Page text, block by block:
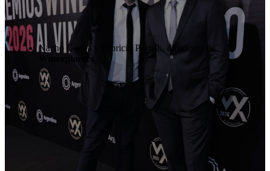
Nacho Gauna y Fabricio Portelli, directores de
Winexplorers